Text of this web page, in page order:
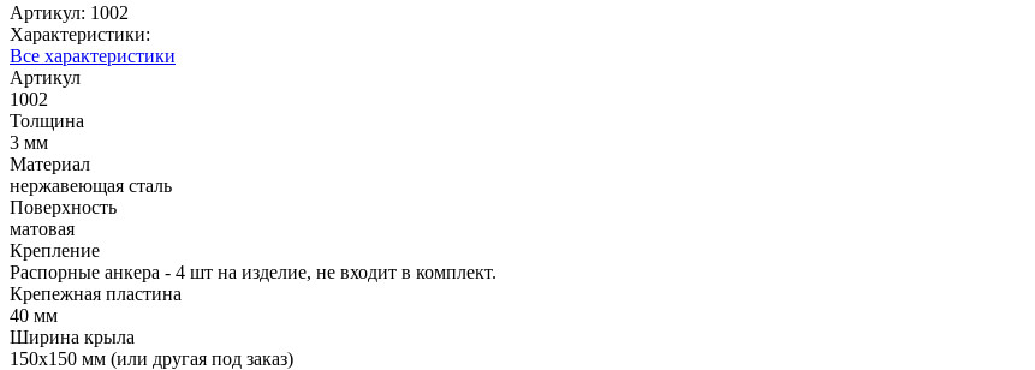
Артикул: 1002
Характеристики:
Все характеристики
Артикул
1002
Толщина
3 мм
Материал
нержавеющая сталь
Поверхность
матовая
Крепление
Распорные анкера - 4 шт на изделие, не входит в комплект.
Крепежная пластина
40 мм
Ширина крыла
150х150 мм (или другая под заказ)